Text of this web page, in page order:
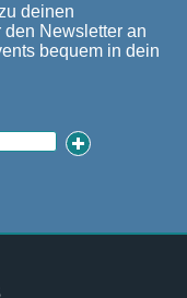
deinen
Newsletter an
bequem in dein